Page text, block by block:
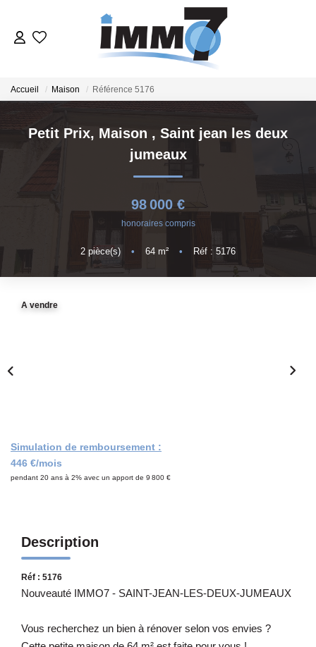
GERER
VENDRE
Accueil Maison Référence 5176
Petit Prix, Maison , Saint jean les deux
jumeaux
98 000 €
honoraires compris
2 pièce(s) • 64 m² • Réf : 5176
A vendre
Simulation de remboursement :
446 €/mois
pendant 20 ans à 2% avec un apport de 9 800 €
Description
Réf : 5176
Nouveauté IMMO7 - SAINT-JEAN-LES-DEUX-JUMEAUX
Vous recherchez un bien à rénover selon vos envies ?